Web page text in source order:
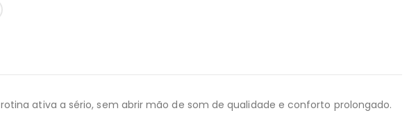
ativa a sério, sem abrir mão de som de qualidade e conforto prolongado.